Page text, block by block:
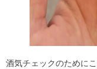
酒気チェックのために